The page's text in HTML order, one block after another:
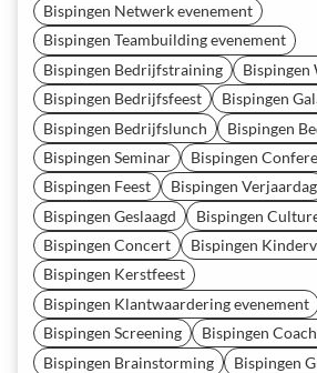
Bispingen Netwerk evenement
Bispingen Teambuilding evenement
Bispingen Bedrijfstraining
Bispingen
Bispingen Bedrijfsfeest
Bispingen
Bispingen Bedrijfslunch
Bispingen
Bispingen Seminar
Bispingen
Bispingen Feest
Bispingen Verjaardag
Bispingen Geslaagd
Bispingen
Bispingen Concert
Bispingen
Bispingen Kerstfeest
Bispingen Klantwaardering evenement
Bispingen Screening
Bispingen
Bispingen Brainstorming
Bispingen